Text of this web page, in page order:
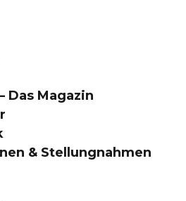
Das Magazin
& Stellungnahmen